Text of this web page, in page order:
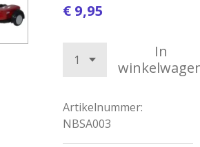
€ 9,95
In
Artikelnummer:
NBSA003